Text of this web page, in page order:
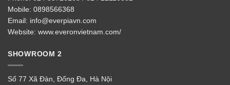
Mobile: 0898566368
Email: info@everpiavn.com
Website: www.everonvietnam.com/
SHOWROOM 2
Số 77 Xã Đàn, Đống Đa, Hà Nội